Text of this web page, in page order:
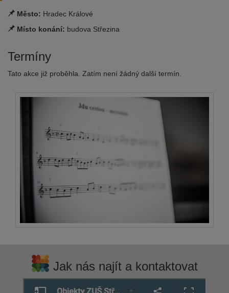
Město: Hradec Králové
Místo konání: budova Střezina
Termíny
Tato akce již proběhla. Zatím není žádný další termín.
Jak nás najít a kontaktovat